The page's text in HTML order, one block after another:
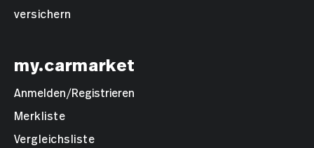
versichern
my.carmarket
Anmelden/Registrieren
Merkliste
Vergleichsliste